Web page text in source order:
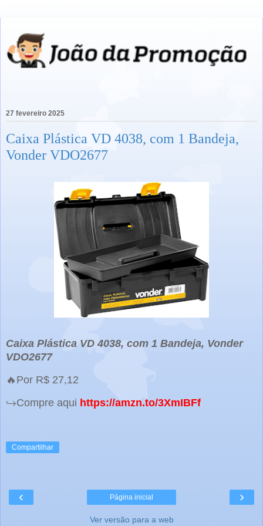
27 fevereiro 2025
Caixa Plástica VD 4038, com 1 Bandeja,
Vonder VDO2677
Caixa Plástica VD 4038, com 1 Bandeja, Vonder
VDO2677
🔥Por R$ 27,12
↪️Compre aqui https://amzn.to/3XmIBFf
Compartilhar
‹ ›
Página inicial
Ver versão para a web